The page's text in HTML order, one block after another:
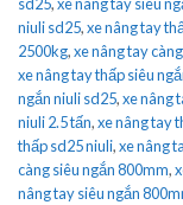
niuli sd25,xe nâng tay
2500kg,xe nâng tay
xe nâng tay thấp siêu
ngắn niuli sd25,xe nâng
niuli 2.5 tấn,xe nâng tay
thấp sd25 niuli,xe nâng
càng siêu ngắn 800mm,
nâng tay siêu ngắn